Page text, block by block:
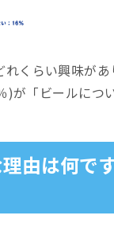
くらい興味があ
)が「ビールにつ
由は何で